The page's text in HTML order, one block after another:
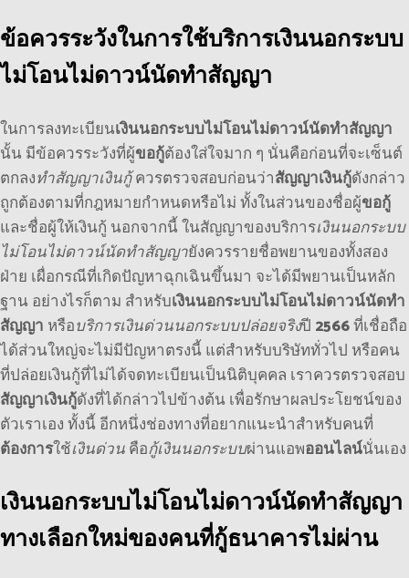
ข้อควรระวังในการใช้บริการเงินนอกระบบ
ไม่โอนไม่ดาวน์นัดทำสัญญา
ในการลงทะเบียนเงินนอกระบบไม่โอนไม่ดาวน์นัดทำสัญญา
นั้น มีข้อควรระวังที่ผู้ขอกู้ต้องใส่ใจมาก ๆ นั่นคือก่อนที่จะเซ็นต์
ตกลงทำสัญญาเงินกู้ควรตรวจสอบก่อนว่าสัญญาเงินกู้ดังกล่าว
ถูกต้องตามที่กฎหมายกำหนดหรือไม่ ทั้งในส่วนของชื่อผู้ขอกู้
และชื่อผู้ให้เงินกู้ นอกจากนี้ ในสัญญาของบริการเงินนอกระบบ
ไม่โอนไม่ดาวน์นัดทำสัญญายังควรรายชื่อพยานของทั้งสอง
ฝ่าย เผื่อกรณีที่เกิดปัญหาฉุกเฉินขึ้นมา จะได้มีพยานเป็นหลัก
ฐาน อย่างไรก็ตาม สำหรับเงินนอกระบบไม่โอนไม่ดาวน์นัดทำ
สัญญา หรือบริการเงินด่วนนอกระบบปล่อยจริงปี 2566ที่เชื่อถือ
ได้ส่วนใหญ่จะไม่มีปัญหาตรงนี้ แต่สำหรับบริษัททั่วไป หรือคน
ที่ปล่อยเงินกู้ที่ไม่ได้จดทะเบียนเป็นนิติบุคคล เราควรตรวจสอบ
สัญญาเงินกู้ดังที่ได้กล่าวไปข้างต้น เพื่อรักษาผลประโยชน์ของ
ตัวเราเอง ทั้งนี้ อีกหนึ่งช่องทางที่อยากแนะนำสำหรับคนที่
ต้องการใช้เงินด่วนคือกู้เงินนอกระบบผ่านแอพออนไลน์นั่นเอง
เงินนอกระบบไม่โอนไม่ดาวน์นัดทำสัญญา
ทางเลือกใหม่ของคนที่กู้ธนาคารไม่ผ่าน